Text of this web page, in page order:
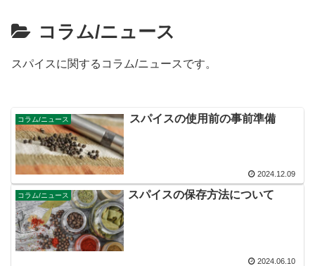
コラム/ニュース
スパイスに関するコラム/ニュースです。
コラム/ニュース スパイスの使用前の事前準備
2024.12.09
コラム/ニュース スパイスの保存方法について
2024.06.10